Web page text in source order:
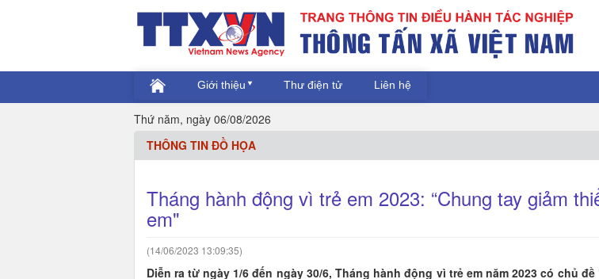
Giới thiệu Thư điện tử Liên hệ
Thứ năm, ngày 06/08/2026
THÔNG TIN ĐỒ HỌA
Tháng hành động vì trẻ em 2023: “Chung tay giảm
em"
(14/06/2023 13:09:35)
Diễn ra từ ngày 1/6 đến ngày 30/6, Tháng hành động vì trẻ em năm 2023 có chủ